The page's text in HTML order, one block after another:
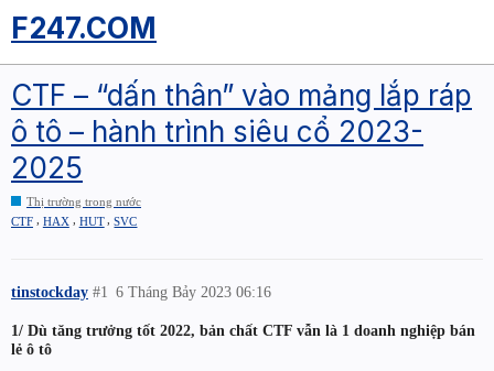
F247.COM
CTF – “dấn thân” vào mảng lắp ráp
ô tô – hành trình siêu cổ 2023-
2025
Thị trường trong nước
CTF
HAX HUT ,SVC
tinstockday 6 Tháng Bảy 2023 06:16
#1
1/ Dù tăng trưởng tốt 2022, bản chất CTF vẫn là 1 doanh nghiệp bán
lẻ ô tô